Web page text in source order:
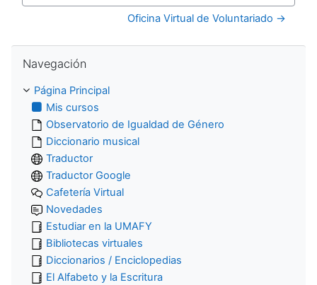
Oficina Virtual de Voluntariado →
Navegación
Página Principal
Mis cursos
Observatorio de Igualdad de Género
Diccionario musical
Traductor
Traductor Google
Cafetería Virtual
Novedades
Estudiar en la UMAFY
Bibliotecas virtuales
Diccionarios / Enciclopedias
El Alfabeto y la Escritura